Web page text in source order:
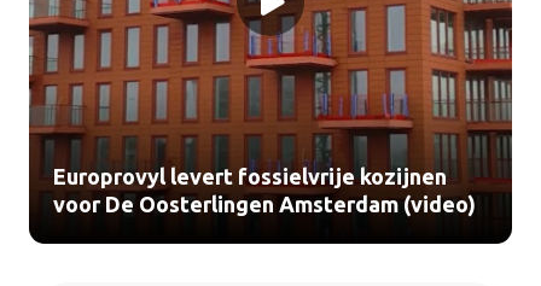
Europrovyl levert fossielvrije kozijnen
voor De Oosterlingen Amsterdam (video)